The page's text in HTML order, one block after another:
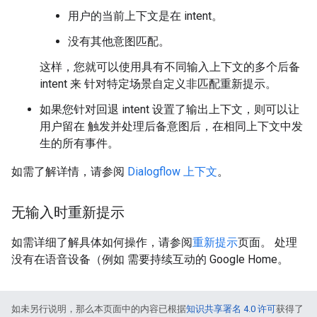
用户的当前上下文是在 intent。
没有其他意图匹配。
这样，您就可以使用具有不同输入上下文的多个后备
intent 来 针对特定场景自定义非匹配重新提示。
如果您针对回退 intent 设置了输出上下文，则可以让
用户留在 触发并处理后备意图后，在相同上下文中发
生的所有事件。
如需了解详情，请参阅 Dialogflow 上下文。
无输入时重新提示
如需详细了解具体如何操作，请参阅重新提示页面。 处理
没有在语音设备（例如 需要持续互动的 Google Home。
如未另行说明，那么本页面中的内容已根据知识共享署名 4.0 许可获得了